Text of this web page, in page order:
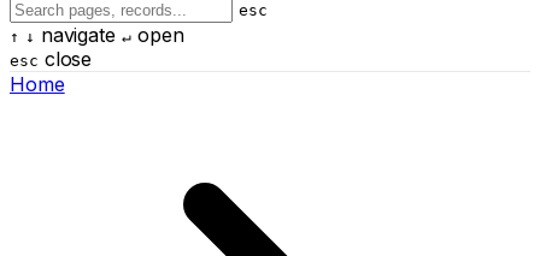
esc
↑ ↓ navigate ↵open
esc close
Home